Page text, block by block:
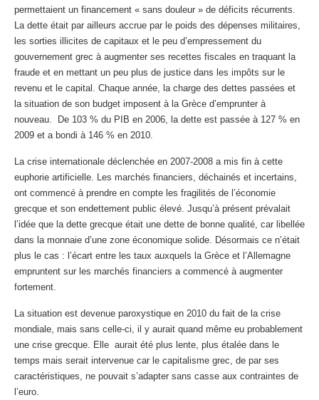
permettaient un financement « sans douleur » de déficits récurrents.
La dette était par ailleurs accrue par le poids des dépenses militaires,
les sorties illicites de capitaux et le peu d’empressement du
gouvernement grec à augmenter ses recettes fiscales en traquant la
fraude et en mettant un peu plus de justice dans les impôts sur le
revenu et le capital. Chaque année, la charge des dettes passées et
la situation de son budget imposent à la Grèce d’emprunter à
nouveau. De 103 % du PIB en 2006, la dette est passée à 127 % en
2009 et a bondi à 146 % en 2010.
La crise internationale déclenchée en 2007-2008 a mis fin à cette
euphorie artificielle. Les marchés financiers, déchainés et incertains,
ont commencé à prendre en compte les fragilités de l’économie
grecque et son endettement public élevé. Jusqu’à présent prévalait
l’idée que la dette grecque était une dette de bonne qualité, car libellée
dans la monnaie d’une zone économique solide. Désormais ce n’était
plus le cas : l’écart entre les taux auxquels la Grèce et l’Allemagne
empruntent sur les marchés financiers a commencé à augmenter
fortement.
La situation est devenue paroxystique en 2010 du fait de la crise
mondiale, mais sans celle-ci, il y aurait quand même eu probablement
une crise grecque. Elle aurait été plus lente, plus étalée dans le
temps mais serait intervenue car le capitalisme grec, de par ses
caractéristiques, ne pouvait s’adapter sans casse aux contraintes de
l’euro.